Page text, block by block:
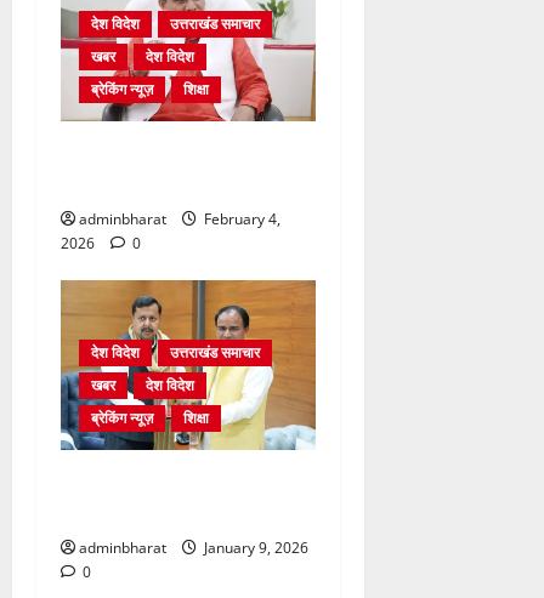
देश विदेश
उत्तराखंड समाचार
खबर
देश विदेश
ब्रेकिंग न्यूज़
शिक्षा
adminbharat
February 4,
2026
0
देश विदेश
उत्तराखंड समाचार
खबर
देश विदेश
ब्रेकिंग न्यूज़
शिक्षा
adminbharat
January 9, 2026
0